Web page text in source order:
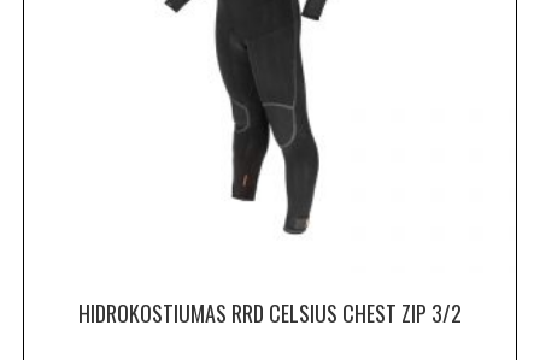
HIDROKOSTIUMAS RRD CELSIUS CHEST ZIP 3/2